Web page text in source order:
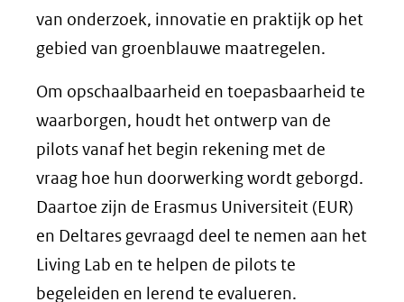
van onderzoek, innovatie en praktijk op het
gebied van groenblauwe maatregelen.
Om opschaalbaarheid en toepasbaarheid te
waarborgen, houdt het ontwerp van de
pilots vanaf het begin rekening met de
vraag hoe hun doorwerking wordt geborgd.
Daartoe zijn de Erasmus Universiteit (EUR)
en Deltares gevraagd deel te nemen aan het
Living Lab en te helpen de pilots te
begeleiden en lerend te evalueren.